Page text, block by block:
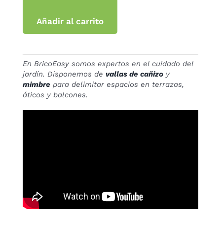
Añadir al carrito
En BricoEasy somos expertos en el cuidado del
jardín. Disponemos de vallas de cañizoy
mimbrepara delimitar espacios en terrazas,
áticos y balcones.